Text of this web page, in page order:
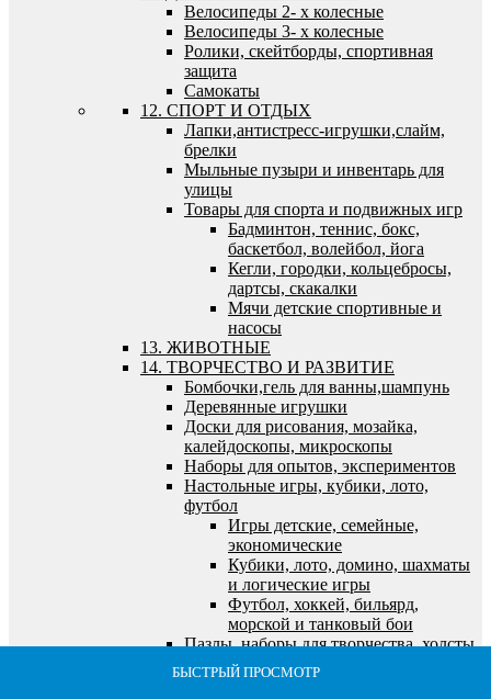
БЫСТРЫЙ ПРОСМОТР
БЫСТРЫЙ ПРОСМОТР
БЫСТРЫЙ ПРОСМОТР
БЫСТРЫЙ ПРОСМОТР
БЫСТРЫЙ ПРОСМОТР
Велосипеды 2- х колесные
Велосипеды 3- х колесные
Ролики, скейтборды, спортивная
защита
Самокаты
12. СПОРТ И ОТДЫХ
Лапки,антистресс-игрушки,слайм,
брелки
Мыльные пузыри и инвентарь для
улицы
Товары для спорта и подвижных игр
Бадминтон, теннис, бокс,
баскетбол, волейбол, йога
Кегли, городки, кольцебросы,
дартсы, скакалки
Мячи детские спортивные и
насосы
13. ЖИВОТНЫЕ
14. ТВОРЧЕСТВО И РАЗВИТИЕ
Бомбочки,гель для ванны,шампунь
Деревянные игрушки
Доски для рисования, мозайка,
калейдоскопы, микроскопы
Наборы для опытов, экспериментов
Настольные игры, кубики, лото,
футбол
Игры детские, семейные,
экономические
Кубики, лото, домино, шахматы
и логические игры
Футбол, хоккей, бильярд,
морской и танковый бои
Пазлы, наборы для творчества, холсты,
алмазная мозайка
Алмазная мозайка